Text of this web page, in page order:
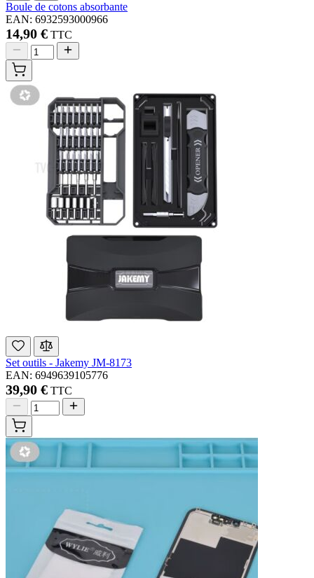
Boule de cotons absorbante
EAN: 6932593000966
14,90 € TTC
Set outils - Jakemy JM-8173
EAN: 6949639105776
39,90 € TTC